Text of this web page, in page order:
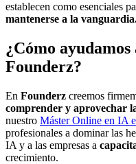
establecen como esenciales
mantenerse a la
¿Cómo ayudamos
Founderz?
En Founderz creemos
comprender y aprovechar
nuestro Máster Online en IA
profesionales a dominar las
IA y a las empresas a
crecimiento.